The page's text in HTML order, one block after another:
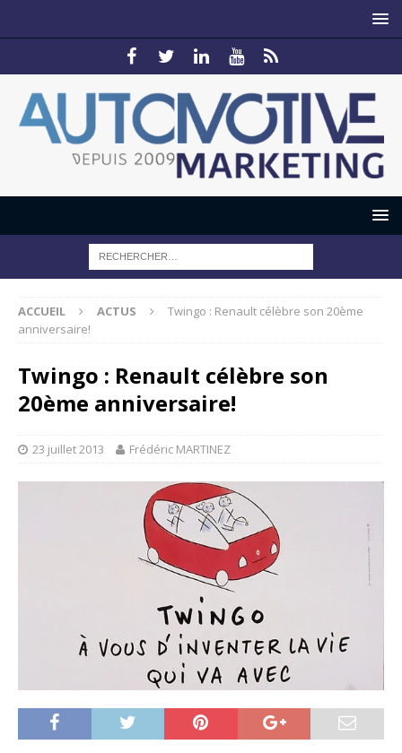
ACCUEIL ACTUS
Twingo : Renault célèbre son 20ème
anniversaire!
Twingo : Renault célèbre son
20ème anniversaire!
23 juillet 2013 Frédéric MARTINEZ